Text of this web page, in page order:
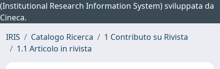
(Institutional Research Information System) sviluppata da
Cineca.
IRIS
Catalogo Ricerca
1 Contributo su Rivista
1.1 Articolo in rivista